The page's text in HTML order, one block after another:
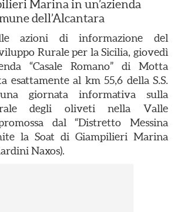
Marina in un’azienda
dell’Alcantara
azioni di informazione del
Rurale per la Sicilia, giovedì
“Casale Romano” di Motta
esattamente al km 55,6 della S.S.
giornata informativa sulla
degli oliveti nella Valle
dal “Distretto Messina
la Soat di Giampilieri Marina
Naxos).